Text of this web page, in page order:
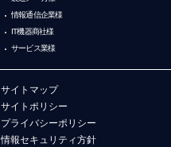
情報通信企業様
IT機器商社様
サービス業様
サイトマップ
サイトポリシー
プライバシーポリシー
情報セキュリティ方針